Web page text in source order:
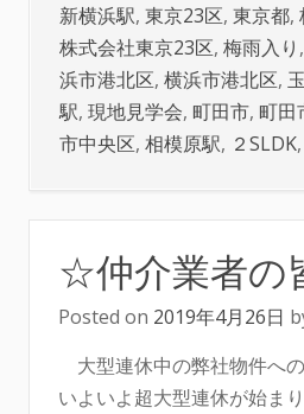
新横浜駅, 東京23区, 東京都,
株式会社東京23区, 梅雨入り ,
浜市港北区, 横浜市港北区,
駅, 現地見学会, 町田市, 町田
市中央区, 相模原駅, ２SLDK,
☆仲介業者の
Posted on 2019年4月26日
大型連休中の弊社物件へ
いよいよ超大型連休が始ま